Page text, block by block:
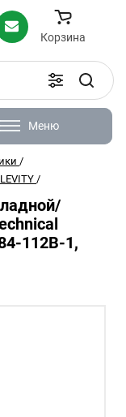
Корзина
Меню
/
/
112B-1,